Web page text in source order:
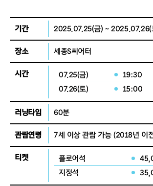
기간 2025.07.25(금) ~ 2025.07.26(
장소 세종S씨어터
시간 07.25(금)
19:30
07.26(토)
15:00
러닝타임 60분
관람연령 7세 이상 관람 가능(2018년 이
티켓 플로어석
지정석